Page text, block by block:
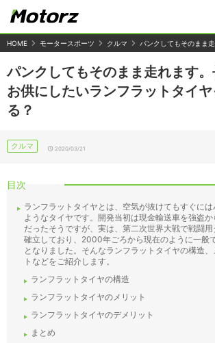
HOME モータースポーツ クルマ パンクしてもそのまま
パンクしてもそのまま走れます
お供にしたいランフラットタイ
る？
クルマ 2020/03/21
目次
ランフラットタイヤとは、空気が抜けてもすぐに
ようなタイヤです。開発当初は現金輸送車を強盗
だったそうですが、実は、第二次世界大戦で戦闘
確立しており、2000年ごろから現在のように一般
となりました。そんなランフラットタイヤの構造
トなどをご紹介します。
ランフラットタイヤの構造
ランフラットタイヤのメリット
ランフラットタイヤのデメリット
まとめ